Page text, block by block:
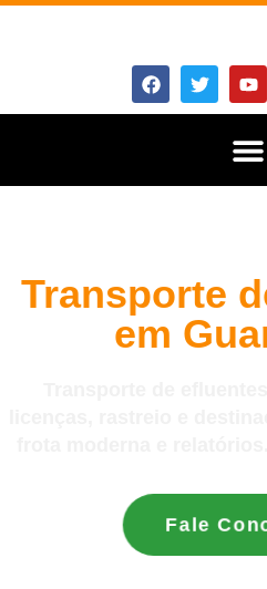
Transporte
em
Fale